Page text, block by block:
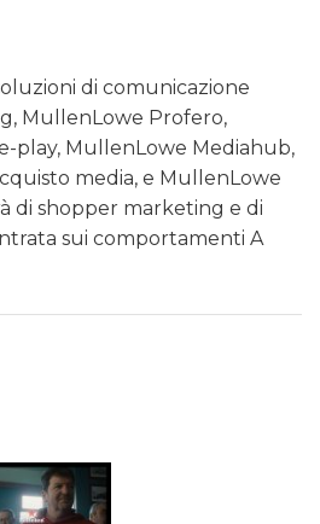
di comunicazione
MullenLowe Profero,
play, MullenLowe Mediahub,
media, e MullenLowe
di shopper marketing e di
sui comportamenti A